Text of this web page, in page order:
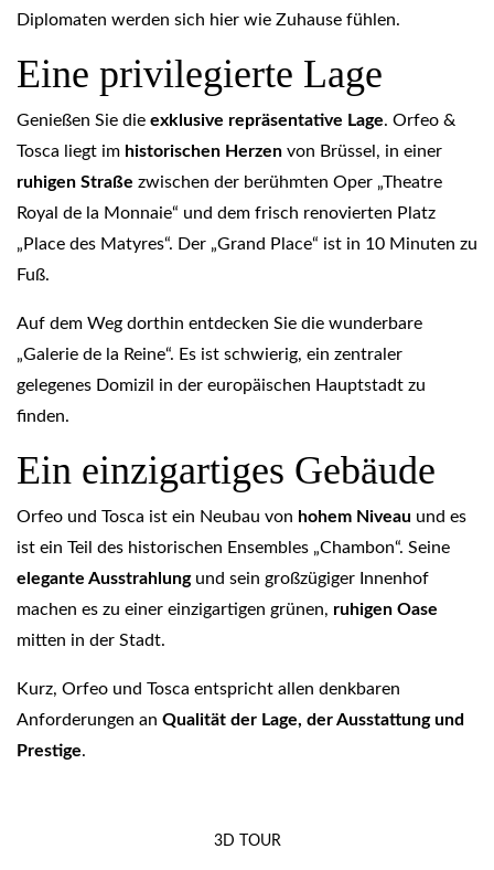
Diplomaten werden sich hier wie Zuhause fühlen.
Eine privilegierte Lage
Genießen Sie die exklusive repräsentative Lage. Orfeo &
Tosca liegt im historischen Herzen von Brüssel, in einer
ruhigen Straße zwischen der berühmten Oper „Theatre
Royal de la Monnaie“ und dem frisch renovierten Platz
„Place des Matyres“. Der „Grand Place“ ist in 10 Minuten zu
Fuß.
Auf dem Weg dorthin entdecken Sie die wunderbare
„Galerie de la Reine“. Es ist schwierig, ein zentraler
gelegenes Domizil in der europäischen Hauptstadt zu
finden.
Ein einzigartiges Gebäude
Orfeo und Tosca ist ein Neubau von hohem Niveau und es
ist ein Teil des historischen Ensembles „Chambon“. Seine
elegante Ausstrahlungund sein großzügiger Innenhof
machen es zu einer einzigartigen grünen, ruhigen Oase
mitten in der Stadt.
Kurz, Orfeo und Tosca entspricht allen denkbaren
Anforderungen an Qualität der Lage, der Ausstattung und
Prestige.
3D TOUR